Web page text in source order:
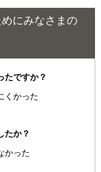
にみなさまの
たですか？
くかった
たか？
かった